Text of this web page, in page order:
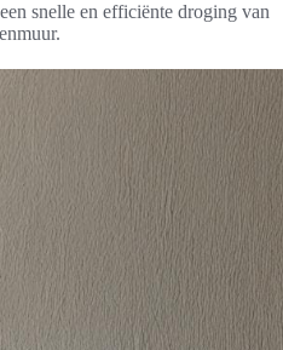
snelle en efficiënte droging van